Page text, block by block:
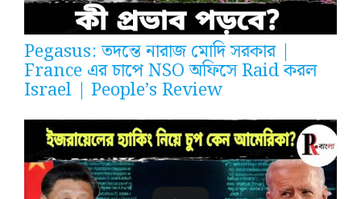
Pegasus: তদন্তে নারাজ মোদি সরকার |
France এর চাপে NSO অফিসে Raid করল
Israel | People’s Review